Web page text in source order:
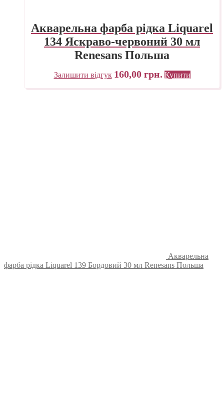
Акварельна фарба рідка Liquarel
134 Яскраво-червоний 30 мл
Renesans Польша
Залишити відгук 160,00 грн. Купити
Акварельна
фарба рідка Liquarel 139 Бордовий 30 мл Renesans Польша